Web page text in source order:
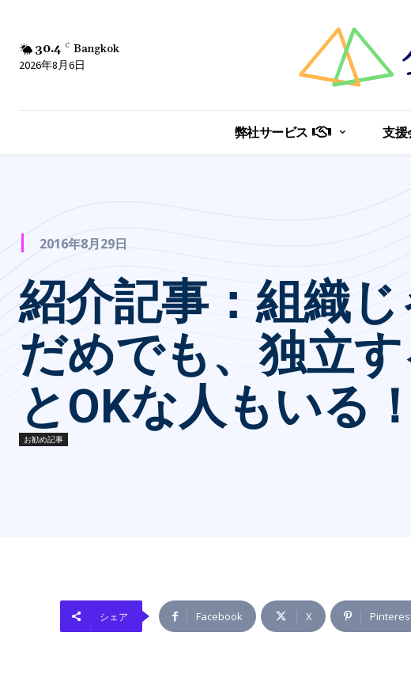
30.4 C Bangkok
2026年8月6日
弊社サービス 支援
2016年8月29日
紹介記事：組織じ
だめでも、独立す
とOKな人もいる
お勧め記事
シェア Facebook X